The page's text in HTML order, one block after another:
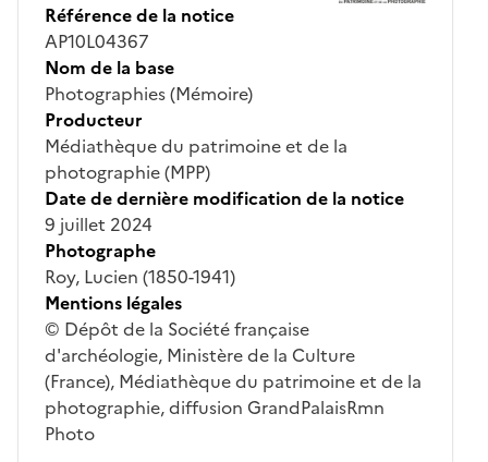
Référence de la notice
AP10L04367
Nom de la base
Photographies (Mémoire)
Producteur
Médiathèque du patrimoine et de la
photographie (MPP)
Date de dernière modification de la notice
9 juillet 2024
Photographe
Roy, Lucien (1850-1941)
Mentions légales
© Dépôt de la Société française
d'archéologie, Ministère de la Culture
(France), Médiathèque du patrimoine et de la
photographie, diffusion GrandPalaisRmn
Photo